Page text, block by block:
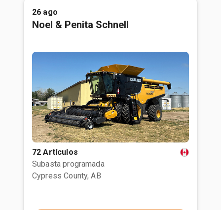
26 ago
Noel & Penita Schnell
72 Artículos
Subasta programada
Cypress County, AB